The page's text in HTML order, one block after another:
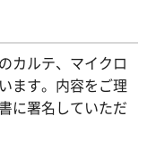
カルテ、マイクロ
ます。内容をご理
に署名していただ